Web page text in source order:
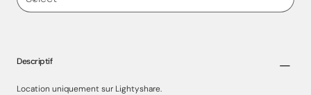
Descriptif
Location uniquement sur Lightyshare.